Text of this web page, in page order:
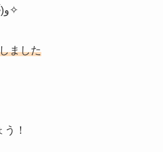
と読めますよ(๑•̀ㅂ•́)و✧
ました
！